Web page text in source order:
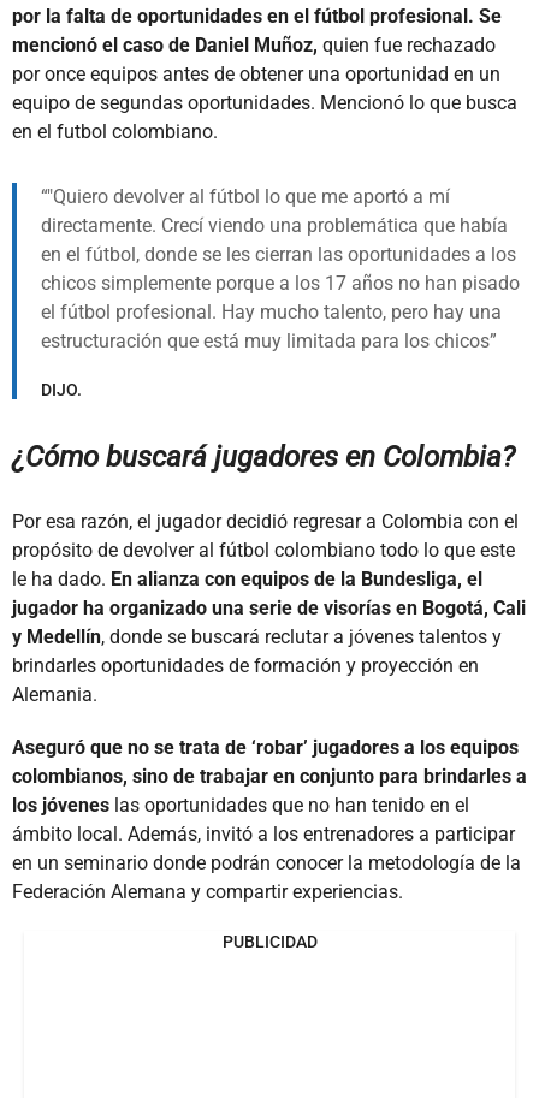
por la falta de oportunidades en el fútbol profesional. Se
mencionó el caso de Daniel Muñoz, quien fue rechazado
por once equipos antes de obtener una oportunidad en un
equipo de segundas oportunidades. Mencionó lo que busca
en el futbol colombiano.
"Quiero devolver al fútbol lo que me aportó a mí
directamente. Crecí viendo una problemática que había
en el fútbol, donde se les cierran las oportunidades a los
chicos simplemente porque a los 17 años no han pisado
el fútbol profesional. Hay mucho talento, pero hay una
estructuración que está muy limitada para los chicos
DIJO.
¿Cómo buscará jugadores en Colombia?
Por esa razón, el jugador decidió regresar a Colombia con el
propósito de devolver al fútbol colombiano todo lo que este
le ha dado. En alianza con equipos de la Bundesliga, el
jugador ha organizado una serie de visorías en Bogotá, Cali
y Medellín, donde se buscará reclutar a jóvenes talentos y
brindarles oportunidades de formación y proyección en
Alemania.
Aseguró que no se trata de ‘robar’ jugadores a los equipos
colombianos, sino de trabajar en conjunto para brindarles a
los jóvenes las oportunidades que no han tenido en el
ámbito local. Además, invitó a los entrenadores a participar
en un seminario donde podrán conocer la metodología de la
Federación Alemana y compartir experiencias.
PUBLICIDAD